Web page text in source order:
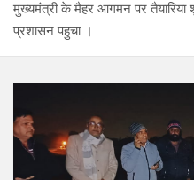
मुख्यमंत्री के मैहर आगमन पर
प्रशासन पहुचा ।